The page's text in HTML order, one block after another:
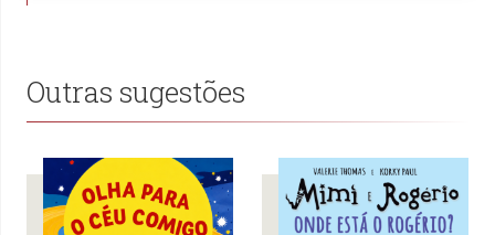
Outras sugestões